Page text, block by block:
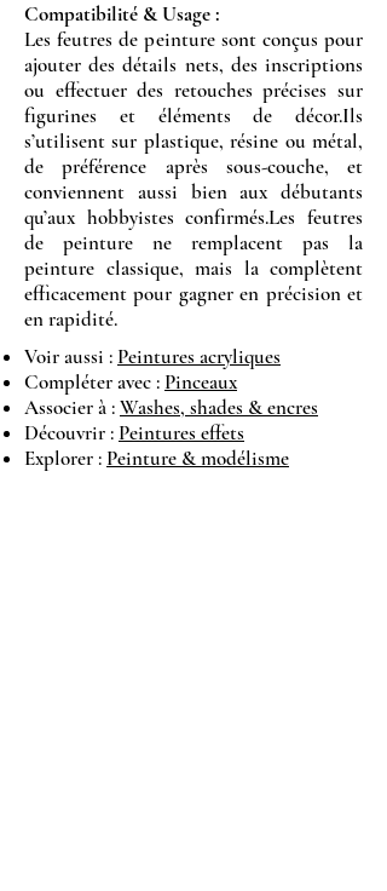
Compatibilité & Usage :
Les feutres de peinture sont conçus pour
ajouter des détails nets, des inscriptions
ou effectuer des retouches précises sur
figurines et éléments de décor.Ils
s’utilisent sur plastique, résine ou métal,
de préférence après sous-couche, et
conviennent aussi bien aux débutants
qu’aux hobbyistes confirmés.Les feutres
de peinture ne remplacent pas la
peinture classique, mais la complètent
efficacement pour gagner en précision et
en rapidité.
Voir aussi : Peintures acryliques
Compléter avec : Pinceaux
Associer à :Washes, shades & encres
Découvrir : Peintures effets
Explorer : Peinture & modélisme